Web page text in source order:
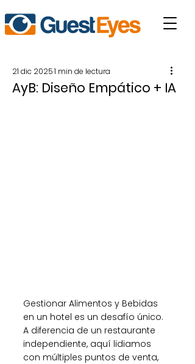
AyB: Diseño Empático + IA
21 dic 20251 min de lectura
Gestionar Alimentos y Bebidas
en un hotel es un desafío único.
A diferencia de un restaurante
independiente, aquí lidiamos
con múltiples puntos de venta,